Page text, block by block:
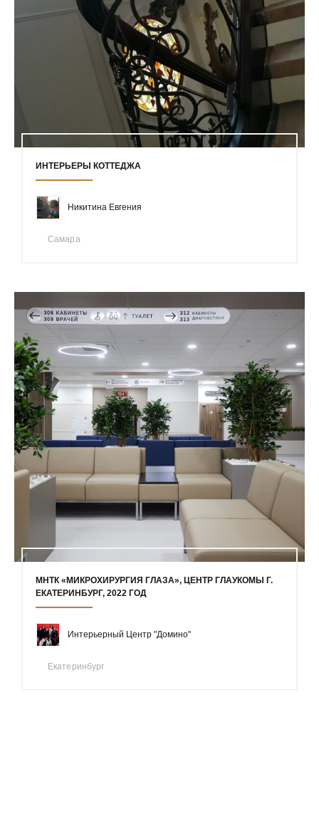
ИНТЕРЬЕРЫ КОТТЕДЖА
Никитина Евгения
Самара
МНТК «МИКРОХИРУРГИЯ ГЛАЗА», ЦЕНТР ГЛАУКОМЫ Г.
ЕКАТЕРИНБУРГ, 2022 ГОД
Интерьерный Центр "Домино"
Екатеринбург